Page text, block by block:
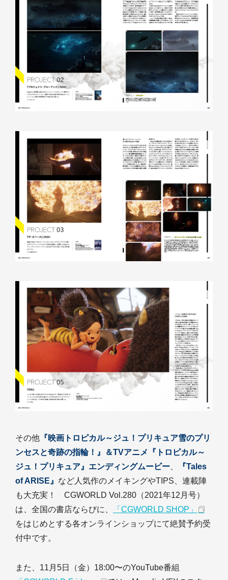
その他 『映画トロピカル～ジュ！プリキュア雪のプリ
ンセスと奇跡の指輪！』＆TVアニメ『トロピカル～
ジュ！プリキュア』エンディングムービー
『Tales
of ARISE』 など人気作のメイキングやTIPS、連載陣
も大充実！ CGWORLD Vol.280（2021年12月号）
は、全国の書店ならびに、
「CGWORLD SHOP」
をはじめとする各オンラインショップにて絶賛予約受
付中です。
また、11月5日（金）18:00〜のYouTube番組